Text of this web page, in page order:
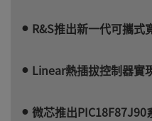
R&S推出新一代可攜式
Linear熱插拔控制器實
微芯推出PIC18F87J90